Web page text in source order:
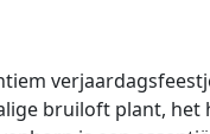
bruiloft plant, het